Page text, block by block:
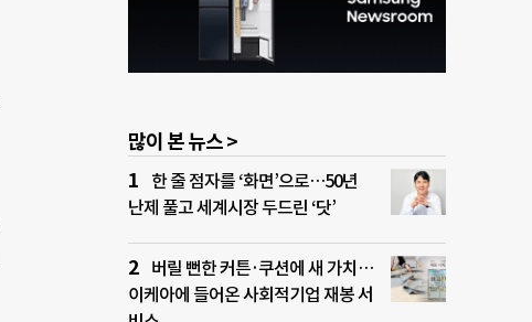
많이 본 뉴스 >
한 줄 점자를 ‘화면’으로…50년
난제 풀고 세계시장 두드린 ‘닷’
버릴 뻔한 커튼·쿠션에 새 가치…
이케아에 들어온 사회적기업 재봉 서